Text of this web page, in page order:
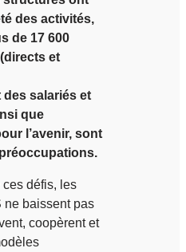
des activités,
de 17 600
et
des salariés et
que
l’avenir, sont
ces défis, les
ne baissent pas
coopèrent et